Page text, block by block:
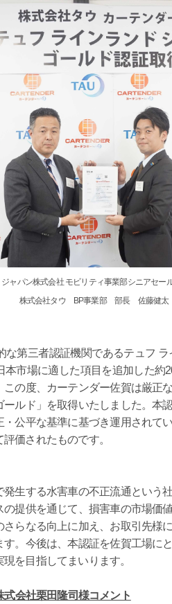
ャパン株式会社 モビリティ事業部シニアセ
株式会社タウ BP事業部 部長 佐藤健太
第三者認証機関であるテュフ ラ
市場に適した項目を追加した約
の度、カーテンダー佐賀は厳正
ールド」を取得いたしました。本
公平な基準に基づき運用されて
価されたものです。
生する水害車の不正流通という
提供を通じて、損害車の市場価
らなる向上に加え、お取引先様
す。今後は、本認証を佐賀工場に
を目指してまいります。
会社栗田隆司様コメント